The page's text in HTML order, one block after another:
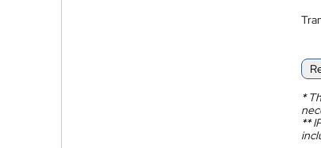
*
**